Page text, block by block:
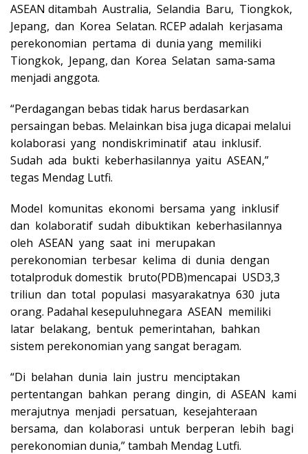
ASEAN ditambah Australia, Selandia Baru, Tiongkok,
Jepang, dan Korea Selatan. RCEP adalah kerjasama
perekonomian pertama di dunia yang memiliki
Tiongkok, Jepang, dan Korea Selatan sama-sama
menjadi anggota.
“Perdagangan bebas tidak harus berdasarkan
persaingan bebas. Melainkan bisa juga dicapai melalui
kolaborasi yang nondiskriminatif atau inklusif.
Sudah ada bukti keberhasilannya yaitu ASEAN,”
tegas Mendag Lutfi.
Model komunitas ekonomi bersama yang inklusif
dan kolaboratif sudah dibuktikan keberhasilannya
oleh ASEAN yang saat ini merupakan
perekonomian terbesar kelima di dunia dengan
totalproduk domestik bruto(PDB)mencapai USD3,3
triliun dan total populasi masyarakatnya 630 juta
orang. Padahal kesepuluhnegara ASEAN memiliki
latar belakang, bentuk pemerintahan, bahkan
sistem perekonomian yang sangat beragam.
“Di belahan dunia lain justru menciptakan
pertentangan bahkan perang dingin, di ASEAN kami
merajutnya menjadi persatuan, kesejahteraan
bersama, dan kolaborasi untuk berperan lebih bagi
perekonomian dunia,” tambah Mendag Lutfi.